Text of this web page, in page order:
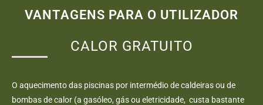
VANTAGENS PARA O UTILIZADOR
CALOR GRATUITO
O aquecimento das piscinas por intermédio de caldeiras ou de
bombas de calor (a gasóleo, gás ou eletricidade, custa bastante